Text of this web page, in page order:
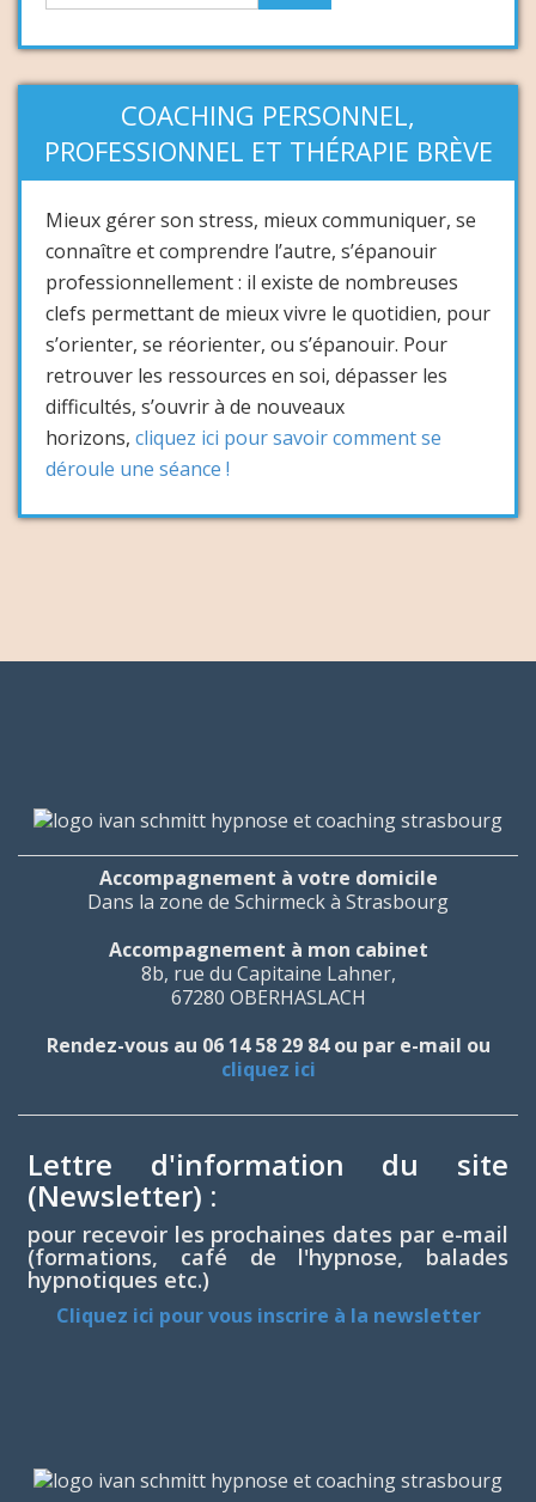
COACHING PERSONNEL,
PROFESSIONNEL ET THÉRAPIE BRÈVE
Mieux gérer son stress, mieux communiquer, se
connaître et comprendre l’autre, s’épanouir
professionnellement : il existe de nombreuses
clefs permettant de mieux vivre le quotidien, pour
s’orienter, se réorienter, ou s’épanouir. Pour
retrouver les ressources en soi, dépasser les
difficultés, s’ouvrir à de nouveaux
horizons, cliquez ici pour savoir comment se
déroule une séance !
Accompagnement à votre domicile
Dans la zone de Schirmeck à Strasbourg
Accompagnement à mon cabinet
8b, rue du Capitaine Lahner,
67280 OBERHASLACH
Rendez-vous au 06 14 58 29 84 ou par e-mail ou
cliquez ici
Lettre d'information du site
(Newsletter) :
pour recevoir les prochaines dates par e-mail
(formations, café de l'hypnose, balades
hypnotiques etc.)
Cliquez ici pour vous inscrire à la newsletter